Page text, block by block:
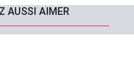
AUSSI AIMER